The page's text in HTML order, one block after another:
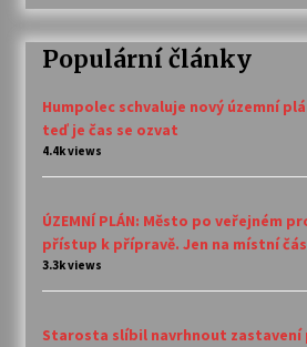
Populární články
Humpolec schvaluje nový územní
teď je čas se ozvat
4.4k views
ÚZEMNÍ PLÁN: Město po veřejném
přístup k přípravě. Jen na místní
3.3k views
Starosta slíbil navrhnout zastavení